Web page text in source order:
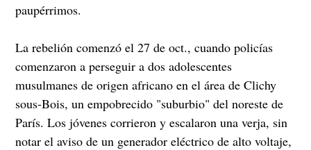
paupérrimos.
La rebelión comenzó el 27 de oct., cuando policías
comenzaron a perseguir a dos adolescentes
musulmanes de origen africano en el área de Clichy
sous-Bois, un empobrecido "suburbio" del noreste de
París. Los jóvenes corrieron y escalaron una verja, sin
notar el aviso de un generador eléctrico de alto voltaje,